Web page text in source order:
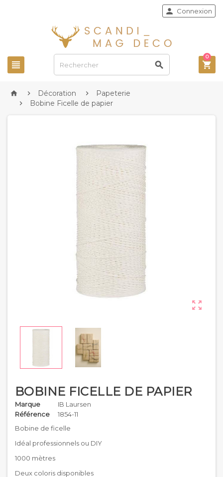
 
 Connexion

0
  Décoration  Papeterie
 Bobine Ficelle de papier

BOBINE FICELLE DE PAPIER
Marque
IB Laursen
Référence
1854-11
Bobine de ficelle
Idéal professionnels ou DIY
1000 mètres
Deux coloris disponibles